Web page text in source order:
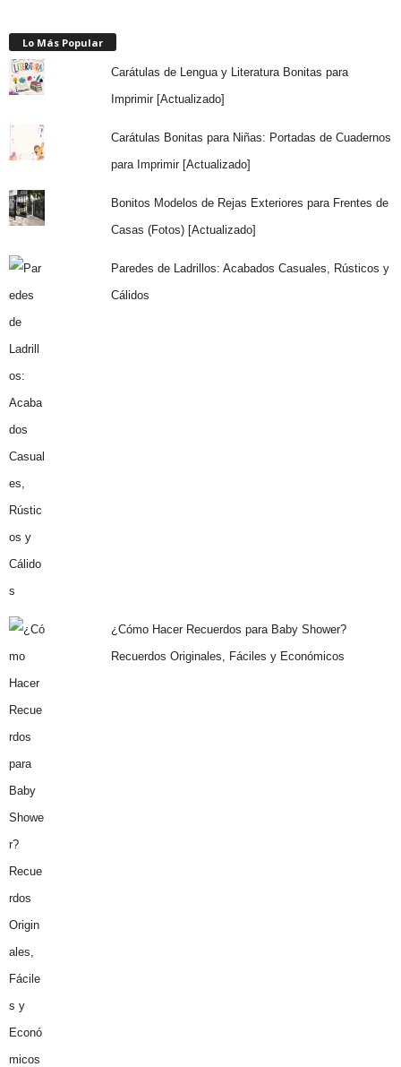
Lo Más Popular
Carátulas de Lengua y Literatura Bonitas para
Imprimir [Actualizado]
Carátulas Bonitas para Niñas: Portadas de Cuadernos
para Imprimir [Actualizado]
Bonitos Modelos de Rejas Exteriores para Frentes de
Casas (Fotos) [Actualizado]
Paredes de Ladrillos: Acabados Casuales, Rústicos y
Cálidos
¿Cómo Hacer Recuerdos para Baby Shower?
Recuerdos Originales, Fáciles y Económicos